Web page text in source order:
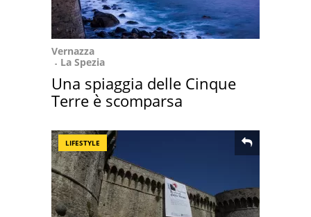
Vernazza
La Spezia
Una spiaggia delle Cinque
Terre è scomparsa
LIFESTYLE